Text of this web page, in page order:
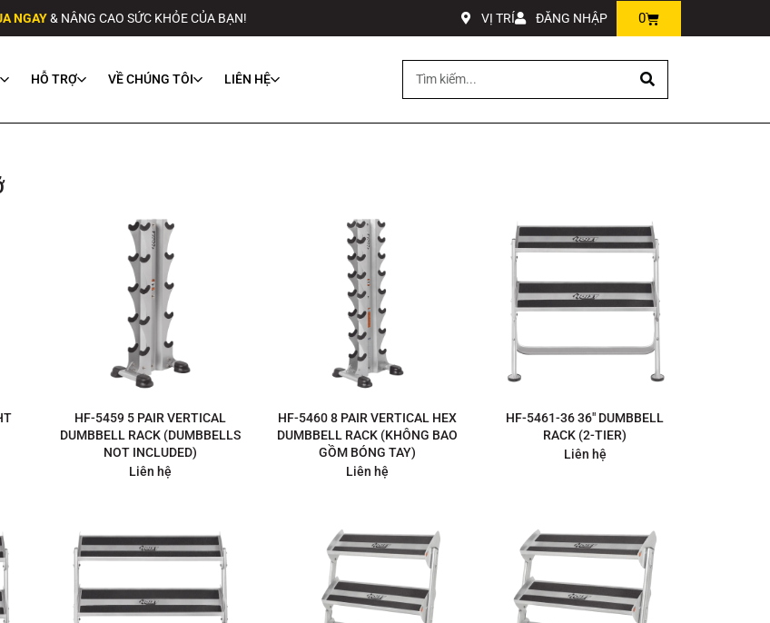
NGAY& NÂNG CAO SỨC KHỎE CỦA BẠN! VỊ TRÍ ĐĂNG NHẬP 0
HỖ TRỢ VỀ CHÚNG TÔI LIÊN HỆ
HF-5459 5 PAIR VERTICAL
DUMBBELL RACK (DUMBBELLS
NOT INCLUDED)
Liên hệ
HF-5460 8 PAIR VERTICAL HEX
DUMBBELL RACK (KHÔNG BAO
GỒM BÓNG TAY)
Liên hệ
HF-5461-36 36″ DUMBBELL
RACK (2-TIER)
Liên hệ